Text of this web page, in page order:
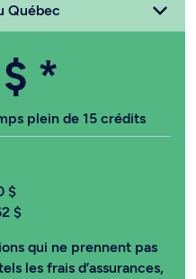
Québec
*
plein de 15 crédits
$
$
qui ne prennent pas
les frais d’assurances,